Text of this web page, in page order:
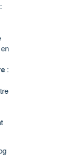
:
: